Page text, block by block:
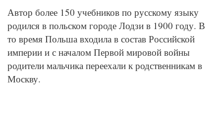
Автор более 150 учебников по русскому языку
родился в польском городе Лодзи в 1900 году. В
то время Польша входила в состав Российской
империи и с началом Первой мировой войны
родители мальчика переехали к родственникам в
Москву.